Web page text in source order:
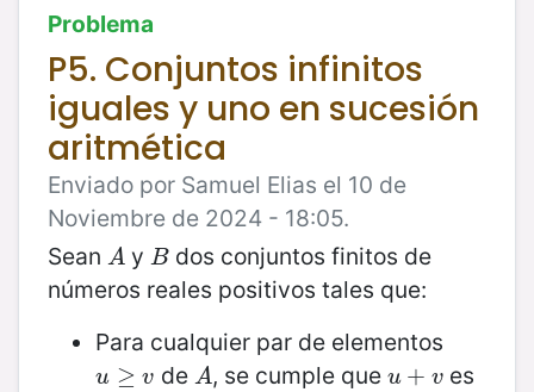
Problema
P5. Conjuntos infinitos
iguales y uno en sucesión
aritmética
Enviado por Samuel Elias el 10 de
Noviembre de 2024 - 18:05.
Sean A
A y B
Bdos conjuntos finitos de
números reales positivos tales que:
Para cualquier par de elementos
u ≥ v
u≥v de A
A, se cumple que u + v
u+v
es